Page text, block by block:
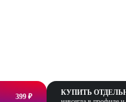
399 ₽
КУПИТЬ